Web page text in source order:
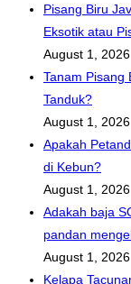
Pisang Biru
Eksotik atau
August 1, 2026
Tanam Pisang
Tanduk?
August 1, 2026
Apakah
di Kebun?
August 1, 2026
Adakah baja
pandan
August 1, 2026
Kelapa